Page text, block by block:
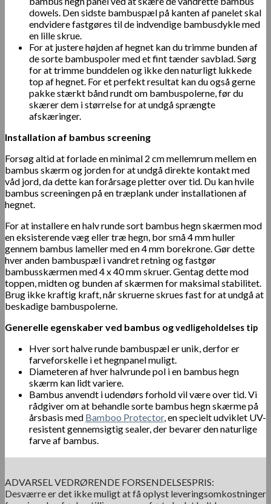
dowels. Den sidste bambuspæl på kanten af panelet skal
endvidere fastgøres til de indvendige bambusdykle med
en lille skrue.
For at justere højden af hegnet kan du trimme bunden af
de sorte bambuspoler med et fint tænder savblad. Sørg
for at trimme bunddelen og ikke den naturligt lukkede
top af hegnet. For et perfekt resultat kan du også gerne
pakke stærkt bånd rundt om bambuspolerne, før du
skærer dem i størrelse for at undgå sprængte
afskæringer.
Installation af bambus screening
Forsøg altid at forlade en minimal 2 cm mellemrum mellem en
bambus skærm og jorden for at undgå direkte kontakt med
våd jord, da dette kan forårsage pletter over tid. Du kan hvile
bambus screeningen på en træplank under installationen af
hegnet.
For at installere en halv runde sort bambus hegn skærmen mod
en eksisterende væg eller træ hegn, bor små 4 mm huller
gennem bambus lameller med en 4 mm borekrone. Gør dette
hver anden bambuspæl i vandret retning og fastgør
bambusskærmen med 4 x 40 mm skruer. Gentag dette mod
toppen, midten og bunden af skærmen for maksimal stabilitet.
Brug ikke kraftig kraft, når skruerne skrues fast for at undgå at
beskadige bambuspolerne.
Generelle egenskaber ved bambus ogvedligeholdelses tip
Hver sort halve runde bambuspæl er unik, derfor er
farveforskelle i et hegnpanel muligt.
Diameteren af hver halvrunde pol i en bambus hegn
skærm kan lidt variere.
Bambus anvendt i udendørs forhold vil være over tid. Vi
rådgiver om at behandle sorte bambus hegn skærme på
årsbasis med Bamboo Protector, en specielt udviklet UV-
resistent gennemsigtig sealer, der bevarer den naturlige
farve af bambus.
ADVARSEL VEDRØRENDE FORSENDELSESPRIS:
Desværre er det ikke muligt at få oplyst leveringsomkostninger